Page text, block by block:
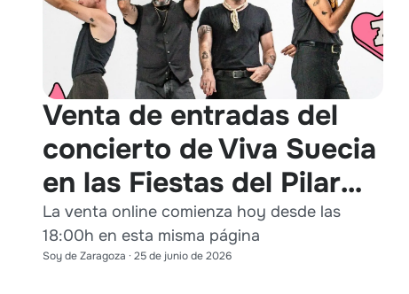
Venta de entradas del
concierto de Viva Suecia
en las Fiestas del Pilar
2026
La venta online comienza hoy desde las
18:00h en esta misma página
Soy de Zaragoza · 25 de junio de 2026